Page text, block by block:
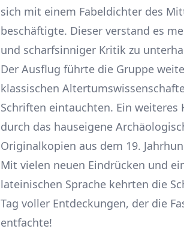
sich mit einem Fabeldichter des
beschäftigte. Dieser verstand es
und scharfsinniger Kritik zu
Der Ausflug führte die Gruppe
klassischen
Schriften eintauchten. Ein
durch das hauseigene
Originalkopien aus dem 19.
Mit vielen neuen Eindrücken und
lateinischen Sprache kehrten die
Tag voller Entdeckungen, der die
entfachte!